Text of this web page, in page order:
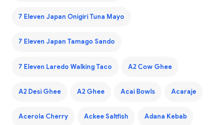
7 Eleven Japan Onigiri Tuna Mayo
7 Eleven Japan Tamago Sando
7 Eleven Laredo Walking Taco A2 Cow Ghee
A2 Desi Ghee A2 Ghee Acai Bowls Acaraje
Acerola Cherry Ackee Saltfish Adana Kebab